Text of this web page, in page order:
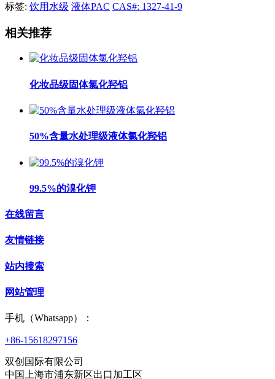
标签: 饮用水级 液体PAC CAS#: 1327-41-9
相关推荐
化妆品级固体氯化羟铝
50%含量水处理级液体氯化羟铝
99.5%的溴化钾
在线留言
友情链接
站内搜索
网站管理
手机（Whatsapp）：
+86-15618297156
双创国际有限公司
中国上海市浦东新区出口加工区